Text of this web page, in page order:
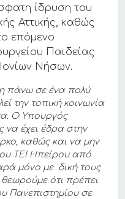
ίδρυση του
Αττικής, καθώς
επόμενο
Παιδείας
Νήσων.
πάνω σε ένα πολύ
την τοπική κοινωνία
Ο Υπουργός
να έχει έδρα στην
καθώς και να μην
ΤΕΙ Ηπείρου από
μόνο με δική τους
ότι πρέπει
Πανεπιστημίου σε